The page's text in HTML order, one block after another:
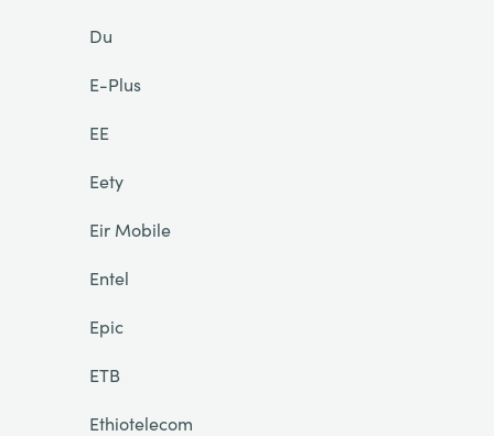
Du
E-Plus
EE
Eety
Eir Mobile
Entel
Epic
ETB
Ethiotelecom